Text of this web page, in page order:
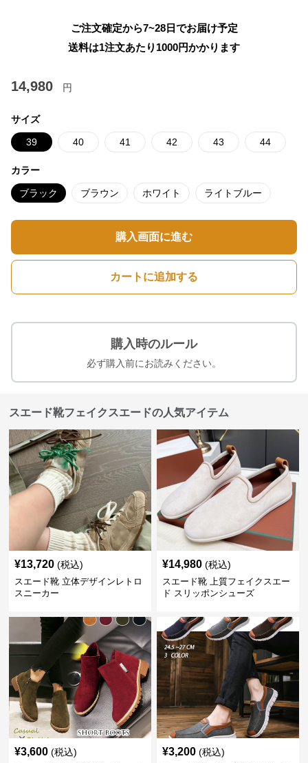
ご注文確定から7~28日でお届け予定
送料は1注文あたり 1000円かかります
14,980 円
サイズ
39 40 41 42 43 44
カラー
ブラック ブラウン ホワイト ライトブルー
購入画面に進む
カートに追加する
購入時のルール
必ず購入前にお読みください。
スエード靴フェイクスエードの人気アイテム
¥13,720 (税込)
スエード靴 立体デザインレトロ
スニーカー
¥14,980 (税込)
スエード靴 上質フェイクスエー
ド スリッポンシューズ
¥3,600 (税込) ¥3,200 (税込)